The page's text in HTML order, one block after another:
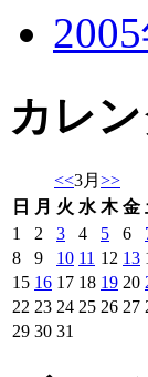
カレ
<<3月 >>
日
月 火 水 木 金
1
2 3 4 5 6
8
9 10 11 12 13
15 16 17 18 19 20
22 23 24 25 26 27
29 30 31